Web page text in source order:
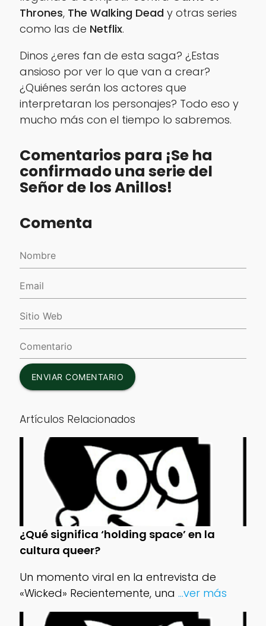
Thrones, The Walking Dead y otras series
como las de Netflix.
Dinos ¿eres fan de esta saga? ¿Estas
ansioso por ver lo que van a crear?
¿Quiénes serán los actores que
interpretaran los personajes? Todo eso y
mucho más con el tiempo lo sabremos.
Comentarios para ¡Se ha
confirmado una serie del
Señor de los Anillos!
Comenta
ENVIAR COMENTARIO
Artículos Relacionados
¿Qué significa ‘holding space’ en la
cultura queer?
Un momento viral en la entrevista de
«Wicked» Recientemente, una ...ver más